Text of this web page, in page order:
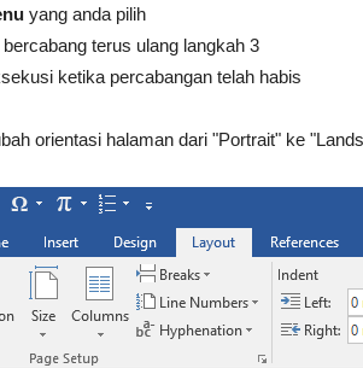
yang anda pilih
terus ulang langkah 3
ketika percabangan telah habis
orientasi halaman dari "Portrait" ke